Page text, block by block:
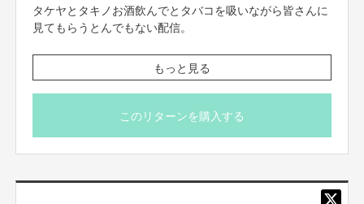
タケヤとタキノお酒飲んでとタバコを吸いながら皆さんに
見てもらうとんでもない配信。
※こちらのリターンは11/22(土)23:59までお買い求め頂け
ます。
※出演者は変更になる場合がありますので予めご了承くだ
さい。変更になった場合の返金は致しかねます。
もっと見る
このリターンを購入する